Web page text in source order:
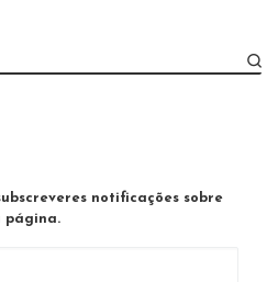
notificações sobre
página.